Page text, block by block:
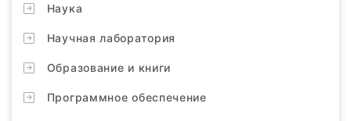
Наука
Научная лаборатория
Образование и книги
Программное обеспечение